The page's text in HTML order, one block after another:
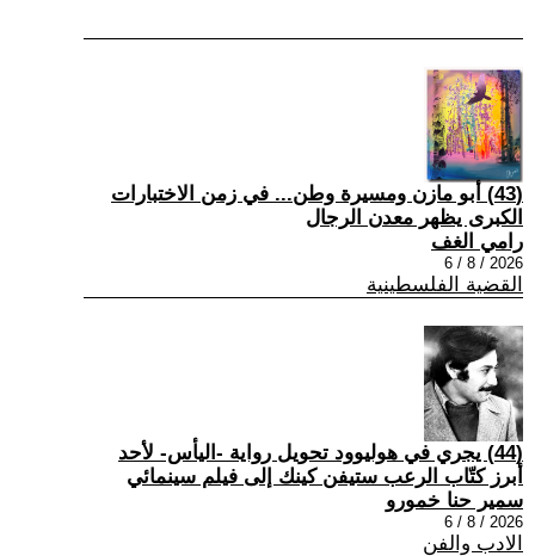
(43) أبو مازن ومسيرة وطن... في زمن الاختبارات
الكبرى يظهر معدن الرجال
رامي الغف
2026 / 8 / 6
القضية الفلسطينية
(44) يجري في هوليوود تحويل رواية -اليأس- لأحد
أبرز كتّاب الرعب ستيفن كينك إلى فيلم سينمائي
سمير حنا خمورو
2026 / 8 / 6
الادب والفن